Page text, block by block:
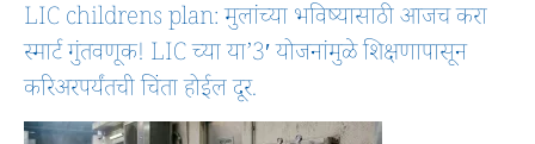
LIC childrens plan: मुलांच्या भविष्यासाठी आजच करा
स्मार्ट गुंतवणूक! LIC च्या या’3′ योजनांमुळे शिक्षणापासून
करिअरपर्यंतची चिंता होईल दूर.